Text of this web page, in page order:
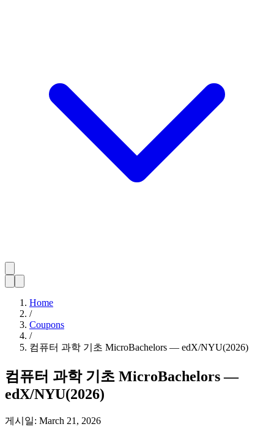
Home
/
Coupons
/
컴퓨터 과학 기초 MicroBachelors — edX/NYU(2026)
컴퓨터 과학 기초 MicroBachelors —
edX/NYU(2026)
게시일: March 21, 2026